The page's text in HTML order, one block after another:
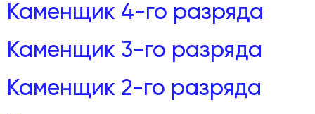
Каменщик 4-го разряда
Каменщик 3-го разряда
Каменщик 2-го разряда